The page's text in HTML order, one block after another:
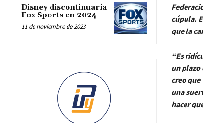
Disney discontinuaría
Fox Sports en 2024
11 de noviembre de 2023
cúpula.
que la
“Es
un plazo
creo
una
hacer